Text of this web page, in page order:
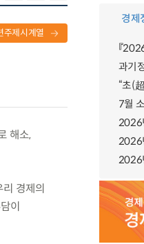
주제시계열
해소,
경제의
이
경제
『
7월
2026
2026
2026